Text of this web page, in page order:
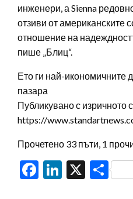
инженери, а Sienna
отзиви от американските
отношение на
пише „Блиц“.
Ето ги най-икономичните
пазара
Публикувано с изричното
https://
Прочетено 33 пъти, 1
Facebook
LinkedIn
X